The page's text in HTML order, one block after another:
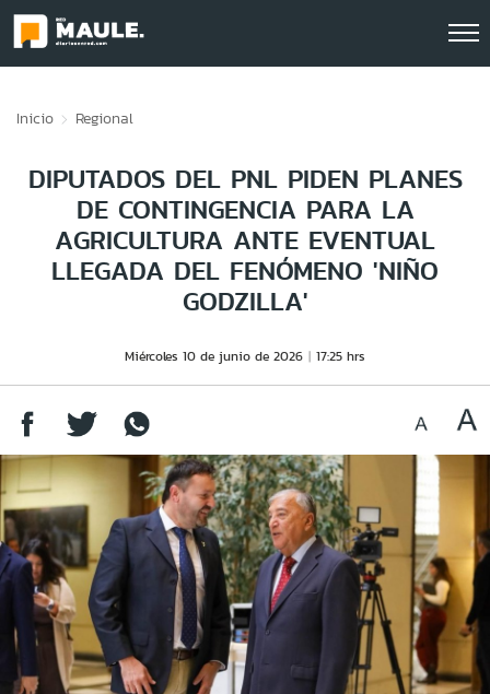
Inicio Regional
DIPUTADOS DEL PNL PIDEN PLANES
DE CONTINGENCIA PARA LA
AGRICULTURA ANTE EVENTUAL
LLEGADA DEL FENÓMENO 'NIÑO
GODZILLA'
Miércoles 10 de junio de 2026 17:25 hrs